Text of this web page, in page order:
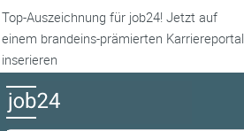
Top-Auszeichnung für job24! Jetzt auf
einem brandeins-prämierten Karriereportal
inserieren